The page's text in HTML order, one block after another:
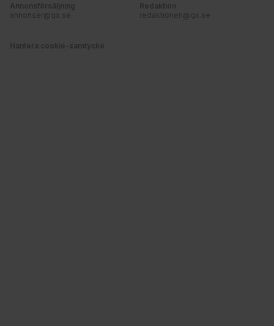
Annonsförsäljning
annonser@qx.se
Redaktion
redaktionen@qx.se
Hantera cookie-samtycke